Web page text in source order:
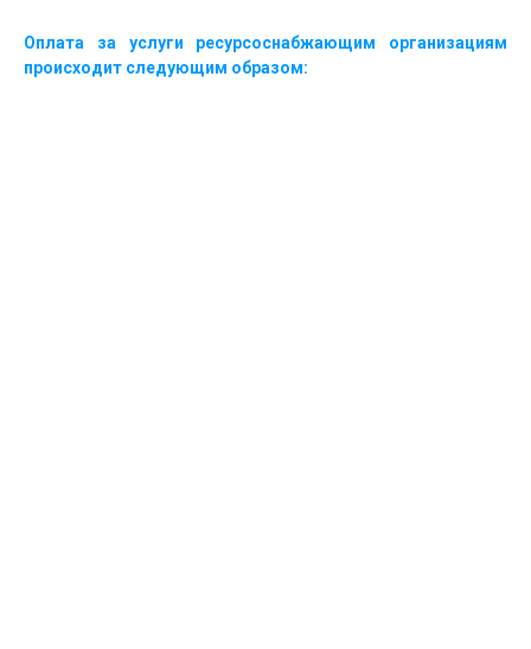
Оплата за услуги ресурсоснабжающим организациям
происходит следующим образом: